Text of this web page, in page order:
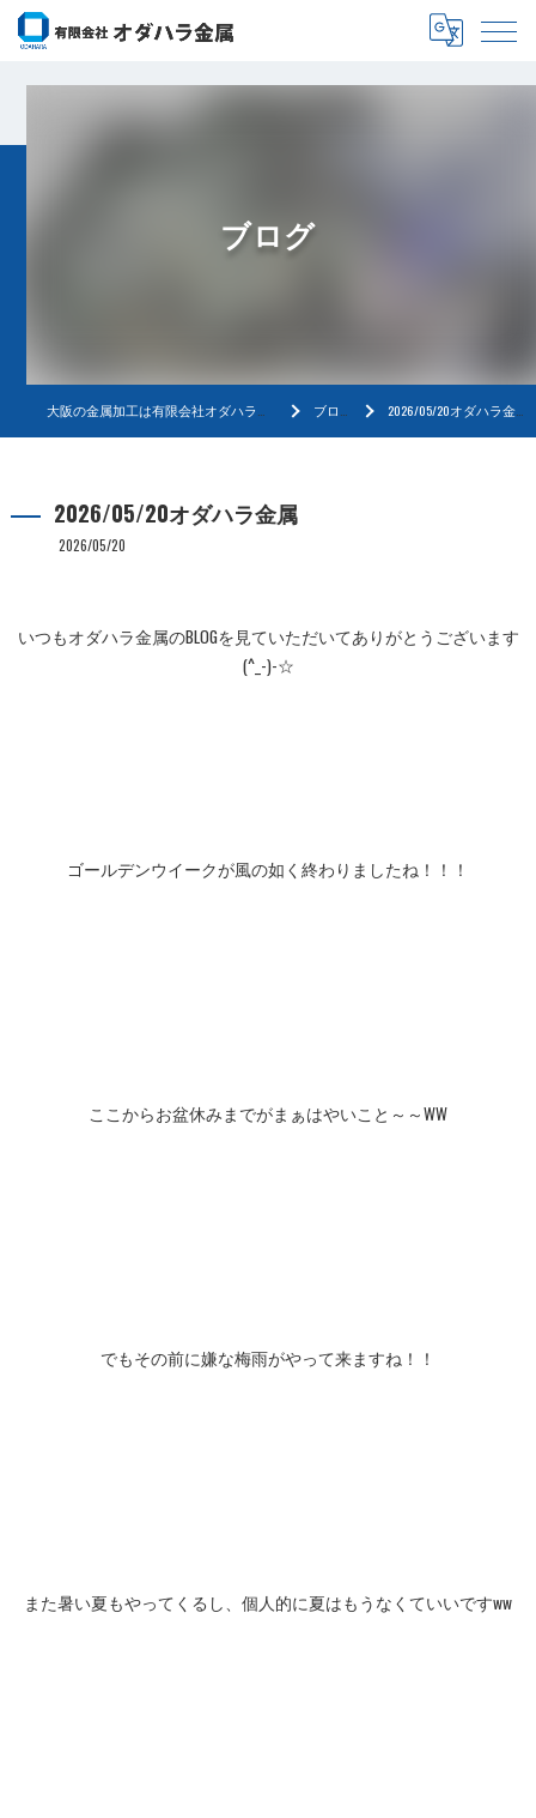
ブログ
ブログ 2026/05/20オダハラ金属
2026/05/20オダハラ金属
2026/05/20
いつもオダハラ金属のBLOGを見ていただいてありがとうございます
(^_-)-☆
ゴールデンウイークが風の如く終わりましたね！！！
ここからお盆休みまでがまぁはやいこと～～WW
でもその前に嫌な梅雨がやって来ますね！！
また暑い夏もやってくるし、個人的に夏はもうなくていいですww